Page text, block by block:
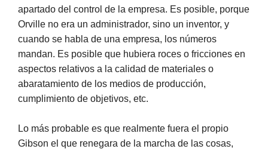
apartado del control de la empresa. Es posible, porque
Orville no era un administrador, sino un inventor, y
cuando se habla de una empresa, los números
mandan. Es posible que hubiera roces o fricciones en
aspectos relativos a la calidad de materiales o
abaratamiento de los medios de producción,
cumplimiento de objetivos, etc.
Lo más probable es que realmente fuera el propio
Gibson el que renegara de la marcha de las cosas,